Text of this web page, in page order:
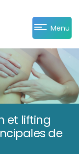
Menu
et lifting
de